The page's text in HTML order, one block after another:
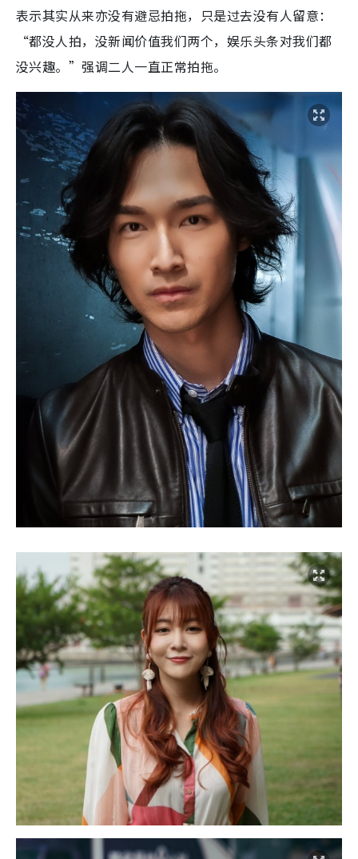
表示其实从来亦没有避忌拍拖，只是过去没有人留意：
“都没人拍，没新闻价值我们两个，娱乐头条对我们都
没兴趣。”强调二人一直正常拍拖。